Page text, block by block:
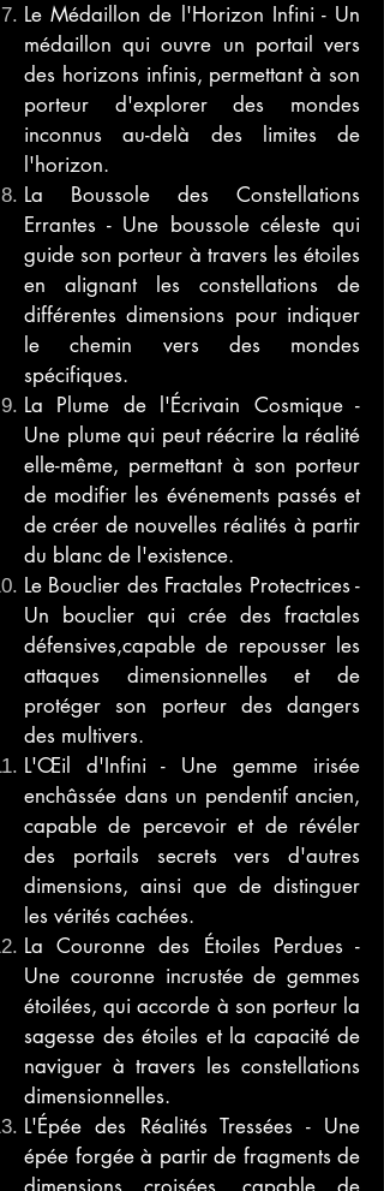
Le Médaillon de l'Horizon Infini - Un
médaillon qui ouvre un portail vers
des horizons infinis, permettant à son
porteur d'explorer des mondes
inconnus au-delà des limites de
l'horizon.
La Boussole des Constellations
Errantes - Une boussole céleste qui
guide son porteur à travers les étoiles
en alignant les constellations de
différentes dimensions pour indiquer
le chemin vers des mondes
spécifiques.
La Plume de l'Écrivain Cosmique -
Une plume qui peut réécrire la réalité
elle-même, permettant à son porteur
de modifier les événements passés et
de créer de nouvelles réalités à partir
du blanc de l'existence.
Le Bouclier des Fractales Protectrices -
Un bouclier qui crée des fractales
défensives,capable de repousser les
attaques dimensionnelles et de
protéger son porteur des dangers
des multivers.
L'Œil d'Infini - Une gemme irisée
enchâssée dans un pendentif ancien,
capable de percevoir et de révéler
des portails secrets vers d'autres
dimensions, ainsi que de distinguer
les vérités cachées.
La Couronne des Étoiles Perdues -
Une couronne incrustée de gemmes
étoilées, qui accorde à son porteur la
sagesse des étoiles et la capacité de
naviguer à travers les constellations
dimensionnelles.
L'Épée des Réalités Tressées - Une
épée forgée à partir de fragments de